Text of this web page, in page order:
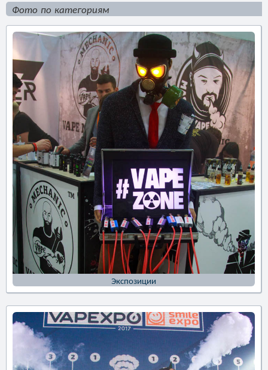
Фото по категориям
Экспозиции